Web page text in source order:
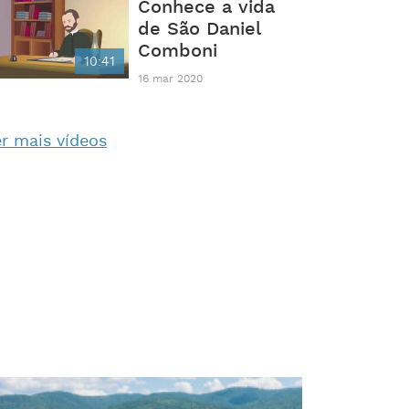
10:41
Conhece a vida
de São Daniel
Comboni
16 mar 2020
mais vídeos